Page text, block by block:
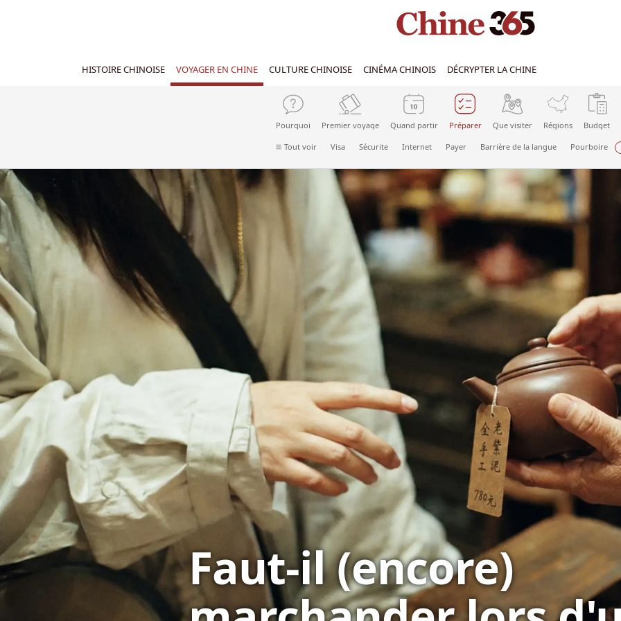
HISTOIRE CHINOISE VOYAGER EN CHINE CULTURE CHINOISE CINÉMA CHINOIS DÉCRYPTER LA CHINE
Pourquoi Premier voyage Quand partir Préparer Que visiter Régions Budget
Tout voir Visa Sécurite Internet Payer Barrière de la langue Pourboire
Faut-il (encore)